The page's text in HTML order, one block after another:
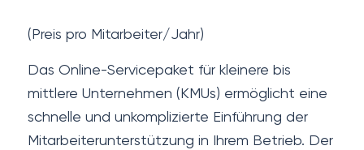
(Preis pro Mitarbeiter/Jahr)
Das Online-Servicepaket für kleinere bis
mittlere Unternehmen (KMUs) ermöglicht eine
schnelle und unkomplizierte Einführung der
Mitarbeiterunterstützung in Ihrem Betrieb. Der